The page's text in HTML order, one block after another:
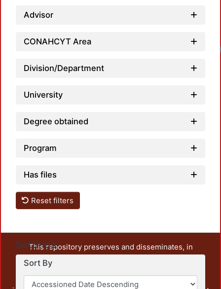
Advisor
CONAHCYT Area
Division/Department
University
Degree obtained
Program
Has files
Reset filters
Settings
Sort By
This repository preserves and disseminates, in
unrestricted open access, the teaching and research
output of UAM Azcapotzalco. It also includes some
administrative and graphic documents from the